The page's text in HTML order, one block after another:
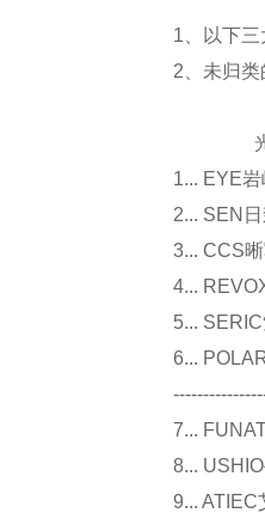
1、以下
2、未归
光源
1... EYE
2... SEN
3... CCS
4...
5...
6...
7...
8...
9...